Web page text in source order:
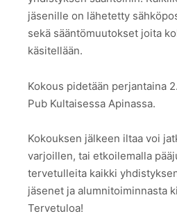
jäsenille on lähetetty
sekä sääntömuutokset joita
käsitellään.
Kokous pidetään perjantaina
Pub Kultaisessa Apinassa.
Kokouksen jälkeen iltaa voi
varjoillen, tai etkoilemalla
tervetulleita kaikki
jäsenet ja alumnitoiminnasta
Tervetuloa!